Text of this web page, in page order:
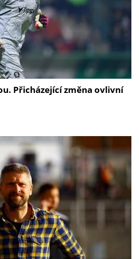
Přicházející změna ovlivní